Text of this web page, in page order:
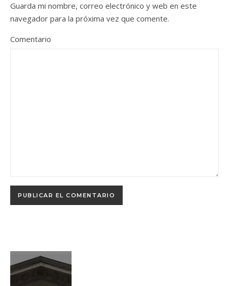
Guarda mi nombre, correo electrónico y web en este
navegador para la próxima vez que comente.
Comentario